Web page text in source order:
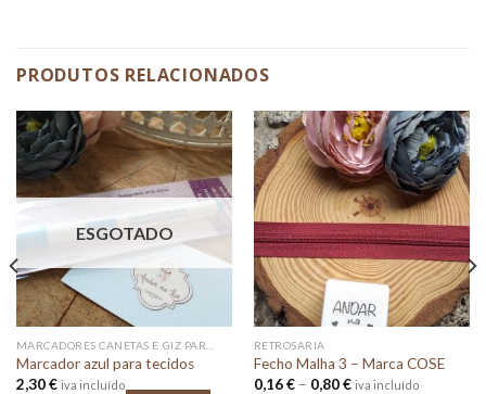
PRODUTOS RELACIONADOS
ESGOTADO
Marcador azul para tecidos
2,30€ iva incluído
RETROSARIA
Fecho Malha 3 – Marca COSE
0,16€ – 0,80€Price
iva incluído